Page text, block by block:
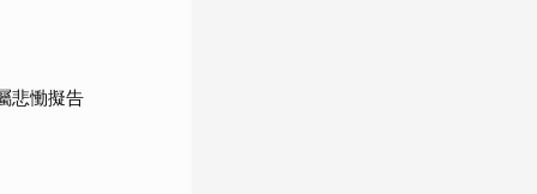
悲慟擬告